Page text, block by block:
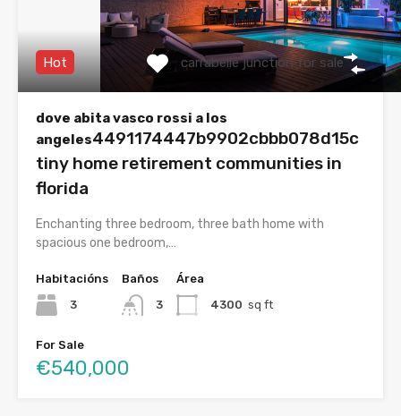
Hot carrabelle junction for sale
dove abita vasco rossi a los
angeles4491174447b9902cbbb078d15c
tiny home retirement communities in
florida
Enchanting three bedroom, three bath home with
spacious one bedroom,…
Habitacións
3
Baños
3
Área
4300 sq ft
For Sale
€540,000